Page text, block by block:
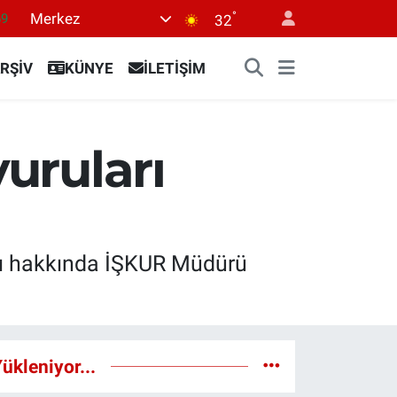
Merkez 32°
KÜNYE İLETİŞİM
İŞKUR Müdürü